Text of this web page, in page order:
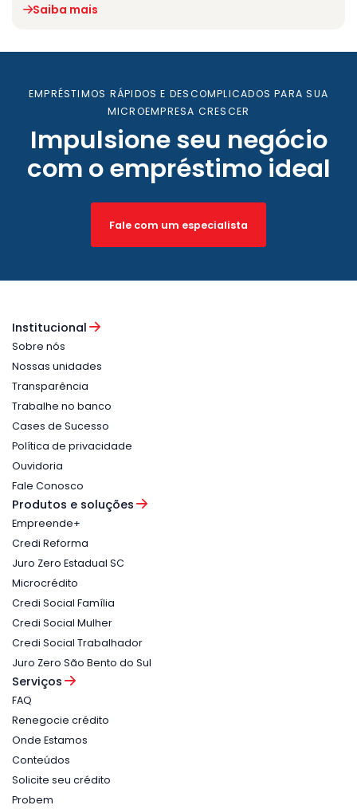
Saiba mais
EMPRÉSTIMOS RÁPIDOS E DESCOMPLICADOS PARA SUA
MICROEMPRESA CRESCER
Impulsione seu negócio
com o empréstimo ideal
Fale com um especialista
Institucional
Sobre nós
Nossas unidades
Transparência
Trabalhe no banco
Cases de Sucesso
Política de privacidade
Ouvidoria
Fale Conosco
Produtos e soluções
Empreende+
Credi Reforma
Juro Zero Estadual SC
Microcrédito
Credi Social Família
Credi Social Mulher
Credi Social Trabalhador
Juro Zero São Bento do Sul
Serviços
FAQ
Renegocie crédito
Onde Estamos
Conteúdos
Solicite seu crédito
Probem